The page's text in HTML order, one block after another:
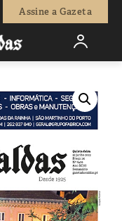
Assine a Gazeta